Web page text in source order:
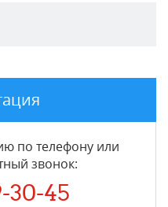
по телефону или
звонок:
30-45